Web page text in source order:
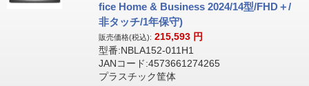
fice Home & Business 2024/14型/FHD＋/
非タッチ/1年保守)
販売価格(税込): 215,593 円
型番:NBLA152-011H1
JANコード:4573661274265
プラスチック筐体